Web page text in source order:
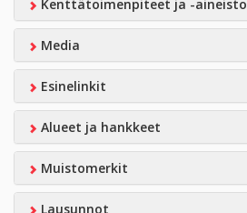
Kenttätoimenpiteet ja -aineisto
Media
Esinelinkit
Alueet ja hankkeet
Muistomerkit
Lausunnot